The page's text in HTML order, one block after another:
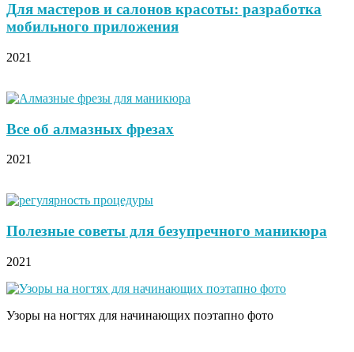
Для мастеров и салонов красоты: разработка
мобильного приложения
2021
Все об алмазных фрезах
2021
Полезные советы для безупречного маникюра
2021
Узоры на ногтях для начинающих поэтапно фото